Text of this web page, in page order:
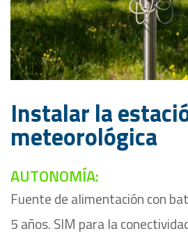
Instalar la
meteorológica
AUTONOMÍA:
Fuente de alimentación con
5 años. SIM para la